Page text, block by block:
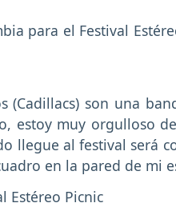
para el Festival
(Cadillacs) son una
estoy muy orgulloso
llegue al festival será
en la pared de mi
Estéreo Picnic